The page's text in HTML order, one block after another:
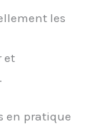
les
et
en pratique